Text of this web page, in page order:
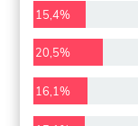
15,4%
20,5%
16,1%